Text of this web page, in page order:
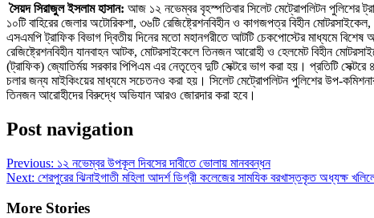
সৈয়দ সিরাজুল ইসলাম হাসান: আজ ১২ নভেম্বর বৃহস্পতিবার সিলেট মেট্রোপলিটন পুলিশের
১০টি বাহিরের জেলার অটোরিকশা, ৩৬টি রেজিষ্ট্রেশনবিহীন ও কাগজপত্র বিহীন
এসএমপি ট্রাফিক বিভাগ দ্বিতীয় দিনের মতো মহানগরীতে আটটি চেকপোস্টের মাধ্যমে
রেজিষ্ট্রেশনবিহীন যানবাহন আটক, মোটরসাইকেলে তিনজন আরোহী ও হেলমেট বিহীন
(ট্রাফিক) জ্যোতির্ময় সরকার পিপিএম এর নেতৃত্বে দুটি সেক্টরে ভাগ করা হয়। প্রতিটি
চলার জন্য মাইকিংয়ের মাধ্যমে সচেতনও করা হয়। সিলেট মেট্রোপলিটন পুলিশের উপ-
তিনজন আরোহীদের বিরুদ্ধে অভিযান আরও জোরদার করা হবে।
Post navigation
Previous: ১২ নভেম্বর উপকূল দিবসের দাবীতে ভোলায় মানববন্ধন
Next: শেরপুরের ঝিনাইগাতী মহিলা আদর্শ ডিগ্রী কলেজের সামযিক বরখাস্তকৃত অধ্যক্ষ
More Stories